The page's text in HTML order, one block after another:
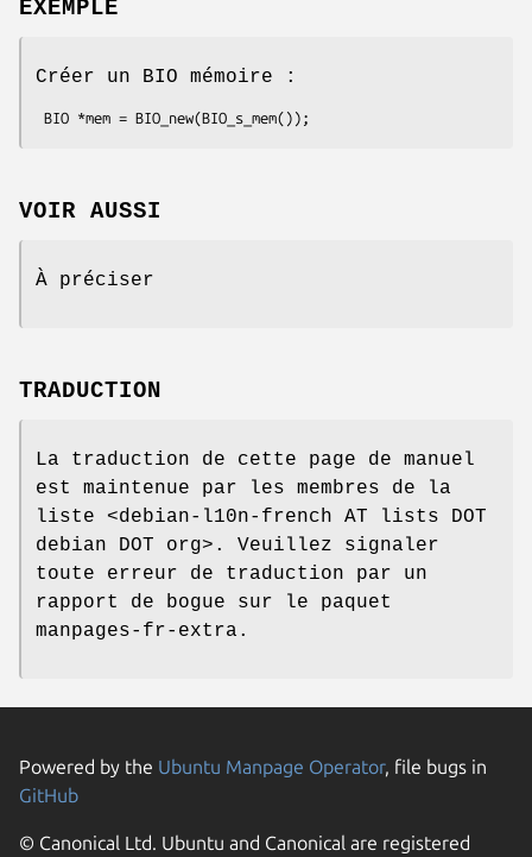
EXEMPLE
Créer un BIO mémoire :
VOIR AUSSI
À préciser
TRADUCTION
La traduction de cette page de manuel
est maintenue par les membres de la
liste <debian-l10n-french AT lists DOT
debian DOT org>. Veuillez signaler
toute erreur de traduction par un
rapport de bogue sur le paquet
manpages-fr-extra.
Powered by the Ubuntu Manpage Operator, file bugs in
GitHub
© Canonical Ltd. Ubuntu and Canonical are registered